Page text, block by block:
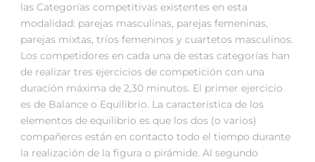
las Categorías competitivas existentes en esta
modalidad: parejas masculinas, parejas femeninas,
parejas mixtas, tríos femeninos y cuartetos masculinos.
Los competidores en cada una de estas categorías han
de realizar tres ejercicios de competición con una
duración máxima de 2,30 minutos. El primer ejercicio
es de Balance o Equilibrio. La característica de los
elementos de equilibrio es que los dos (o varios)
compañeros están en contacto todo el tiempo durante
la realización de la figura o pirámide. Al segundo